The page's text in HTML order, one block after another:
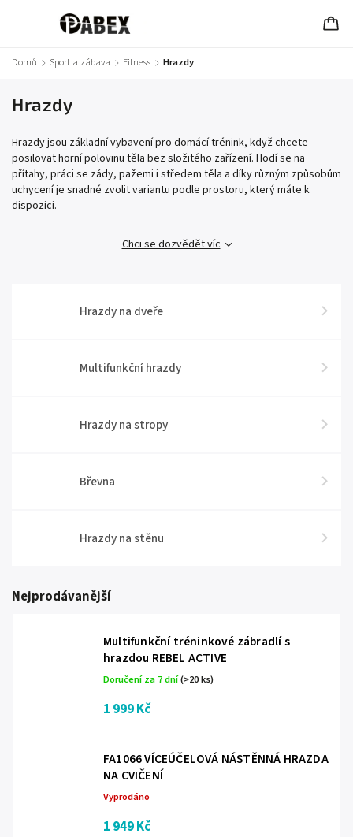
Domů / Sport a zábava / Fitness / Hrazdy
Hrazdy
Hrazdy jsou základní vybavení pro domácí trénink, když chcete
posilovat horní polovinu těla bez složitého zařízení. Hodí se na
přítahy, práci se zády, pažemi i středem těla a díky různým způsobům
uchycení je snadné zvolit variantu podle prostoru, který máte k
dispozici.
Chci se dozvědět víc
Hrazdy na dveře
Multifunkční hrazdy
Hrazdy na stropy
Břevna
Hrazdy na stěnu
Nejprodávanější
Multifunkční tréninkové zábradlí s
hrazdou REBEL ACTIVE
Doručení za 7 dní(>20 ks)
1 999 Kč
FA1066 VÍCEÚČELOVÁ NÁSTĚNNÁ HRAZDA
NA CVIČENÍ
Vyprodáno
1 949 Kč